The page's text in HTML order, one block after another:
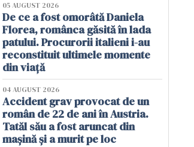
05 AUGUST 2026
De ce a fost omorâtă Daniela
Florea, românca găsită în lada
patului. Procurorii italieni i-au
reconstituit ultimele momente
din viață
04 AUGUST 2026
Accident grav provocat de un
român de 22 de ani în Austria.
Tatăl său a fost aruncat din
mașină și a murit pe loc